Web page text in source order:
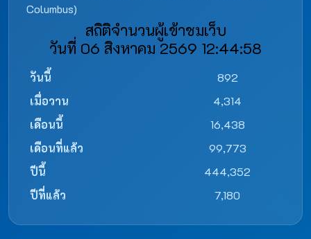
Columbus)
สถิติจำนวนผู้เข้าชมเว็บ
วันที่ 06 สิงหาคม 2569 12:44:58
วันนี้
892
เมื่อวาน
4,314
เดือนนี้
16,438
เดือนที่แล้ว
99,773
ปีนี้
444,352
ปีที่แล้ว
7,180